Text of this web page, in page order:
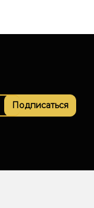
Подписаться